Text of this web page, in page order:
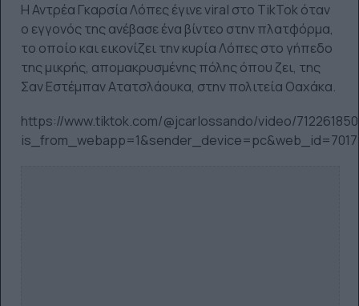
Η Αντρέα Γκαρσία Λόπες έγινε viral στο TikTok όταν
ο εγγονός της ανέβασε ένα βίντεο στην πλατφόρμα,
το οποίο και εικονίζει την κυρία Λόπες στο γήπεδο
της μικρής, απομακρυσμένης πόλης όπου ζει, της
Σαν Εστέμπαν Ατατσλάουκα, στην πολιτεία Οαχάκα.
https://www.tiktok.com/@jcarlossando/video/